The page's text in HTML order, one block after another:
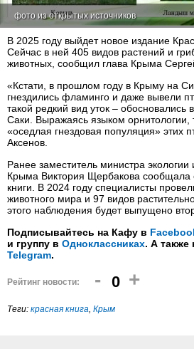
фото из открытых источников
В 2025 году выйдет новое издание
Сейчас в ней 405 видов растений и
животных, сообщил глава Крыма
«Кстати, в прошлом году в Крыму на
гнездились фламинго и даже вывели
такой редкий вид уток – обосновались
Саки. Выражаясь языком орнитологии,
«оседлая гнездовая популяция» этих
Аксенов.
Ранее заместитель министра
Крыма Виктория Щербакова сообщала
книги. В 2024 году специалисты
животного мира и 97 видов
этого наблюдения будет выпущено
Подписывайтесь на Кафу в
и группу в Одноклассниках. А также
Telegram.
Рейтинг новости: - 0 +
Теги: красная книга, Крым